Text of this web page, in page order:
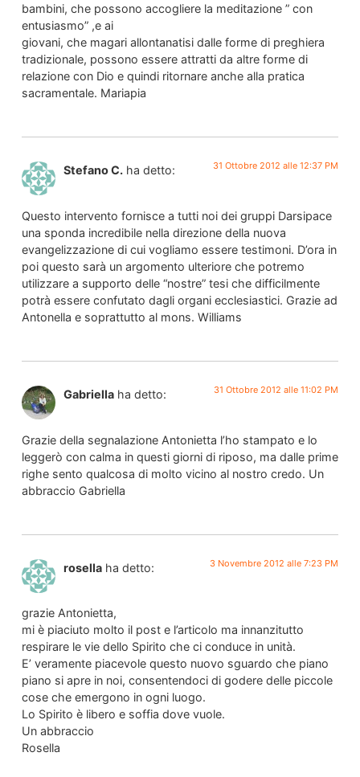
bambini, che possono accogliere la meditazione ” con
entusiasmo” ,e ai
giovani, che magari allontanatisi dalle forme di preghiera
tradizionale, possono essere attratti da altre forme di
relazione con Dio e quindi ritornare anche alla pratica
sacramentale. Mariapia
Stefano C. ha detto: 31 Ottobre 2012 alle 12:37 PM
Questo intervento fornisce a tutti noi dei gruppi Darsipace
una sponda incredibile nella direzione della nuova
evangelizzazione di cui vogliamo essere testimoni. D’ora in
poi questo sarà un argomento ulteriore che potremo
utilizzare a supporto delle “nostre” tesi che difficilmente
potrà essere confutato dagli organi ecclesiastici. Grazie ad
Antonella e soprattutto al mons. Williams
Gabriella ha detto: 31 Ottobre 2012 alle 11:02 PM
Grazie della segnalazione Antonietta l’ho stampato e lo
leggerò con calma in questi giorni di riposo, ma dalle prime
righe sento qualcosa di molto vicino al nostro credo. Un
abbraccio Gabriella
rosella ha detto: 3 Novembre 2012 alle 7:23 PM
grazie Antonietta,
mi è piaciuto molto il post e l’articolo ma innanzitutto
respirare le vie dello Spirito che ci conduce in unità.
E’ veramente piacevole questo nuovo sguardo che piano
piano si apre in noi, consentendoci di godere delle piccole
cose che emergono in ogni luogo.
Lo Spirito è libero e soffia dove vuole.
Un abbraccio
Rosella